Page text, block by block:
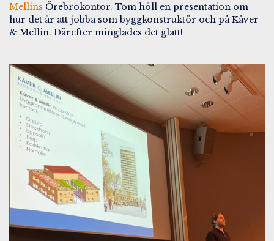
Mellins Örebrokontor. Tom höll en presentation om
hur det är att jobba som byggkonstruktör och på Kåver
& Mellin. Därefter minglades det glatt!